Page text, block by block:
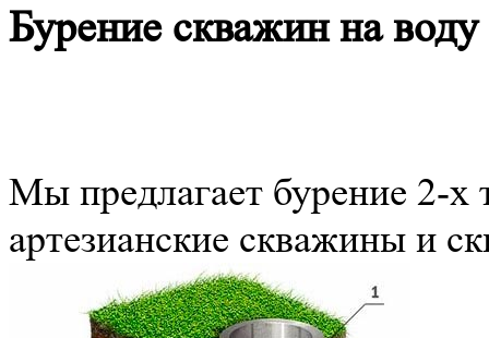
Бурение скважин на воду
Мы предлагает бурение 2-
артезианские скважины и